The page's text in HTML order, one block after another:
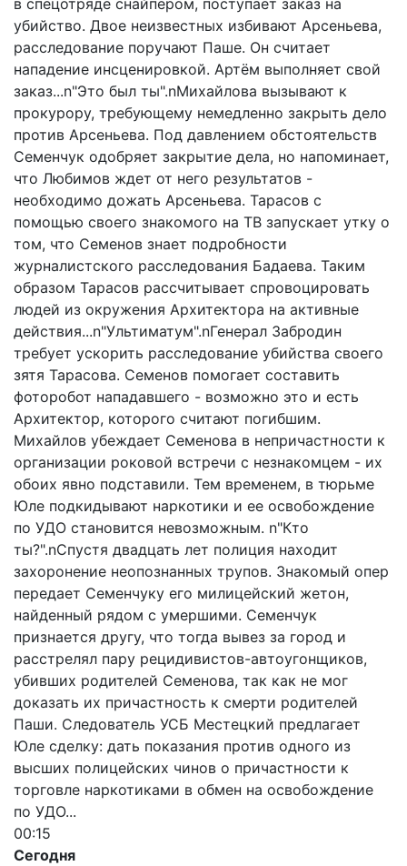
убийство. Двое неизвестных избивают Арсеньева,
расследование поручают Паше. Он считает
нападение инсценировкой. Артём выполняет свой
заказ...n"Это был ты".nМихайлова вызывают к
прокурору, требующему немедленно закрыть дело
против Арсеньева. Под давлением обстоятельств
Семенчук одобряет закрытие дела, но напоминает,
что Любимов ждет от него результатов -
необходимо дожать Арсеньева. Тарасов с
помощью своего знакомого на ТВ запускает утку о
том, что Семенов знает подробности
журналистского расследования Бадаева. Таким
образом Тарасов рассчитывает спровоцировать
людей из окружения Архитектора на активные
действия...n"Ультиматум".nГенерал Забродин
требует ускорить расследование убийства своего
зятя Тарасова. Семенов помогает составить
фоторобот нападавшего - возможно это и есть
Архитектор, которого считают погибшим.
Михайлов убеждает Семенова в непричастности к
организации роковой встречи с незнакомцем - их
обоих явно подставили. Тем временем, в тюрьме
Юле подкидывают наркотики и ее освобождение
по УДО становится невозможным. n"Кто
ты?".nСпустя двадцать лет полиция находит
захоронение неопознанных трупов. Знакомый опер
передает Семенчуку его милицейский жетон,
найденный рядом с умершими. Семенчук
признается другу, что тогда вывез за город и
расстрелял пару рецидивистов-автоугонщиков,
убивших родителей Семенова, так как не мог
доказать их причастность к смерти родителей
Паши. Следователь УСБ Местецкий предлагает
Юле сделку: дать показания против одного из
высших полицейских чинов о причастности к
торговле наркотиками в обмен на освобождение
по УДО...
00:15
Сегодня